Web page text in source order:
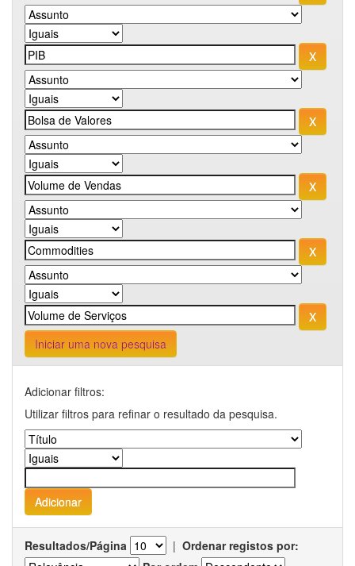
Iniciar uma nova pesquisa
Adicionar filtros:
Utilizar filtros para refinar o resultado da pesquisa.
Resultados/Página | Ordenar registos por: